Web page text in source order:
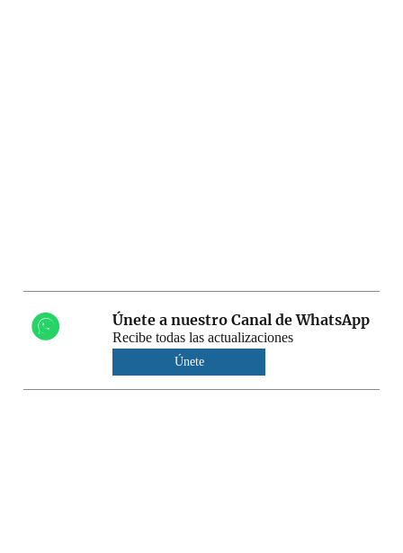
Únete a nuestro Canal de WhatsApp
Recibe todas las actualizaciones
Únete